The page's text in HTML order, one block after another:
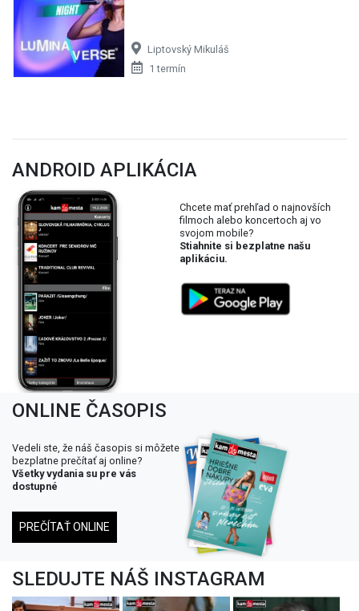
Liptovský Mikuláš
1 termín
ANDROID APLIKÁCIA
Chcete mať prehľad o najnovších
filmoch alebo koncertoch aj vo
svojom mobile?
Stiahnite si bezplatne našu
aplikáciu.
ONLINE ČASOPIS
Vedeli ste, že náš časopis si môžete
bezplatne prečítať aj online?
Všetky vydania su pre vás
dostupné
PREČÍTAŤ ONLINE
SLEDUJTE NÁŠ INSTAGRAM